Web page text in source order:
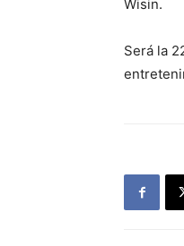
Wisin.
Será la